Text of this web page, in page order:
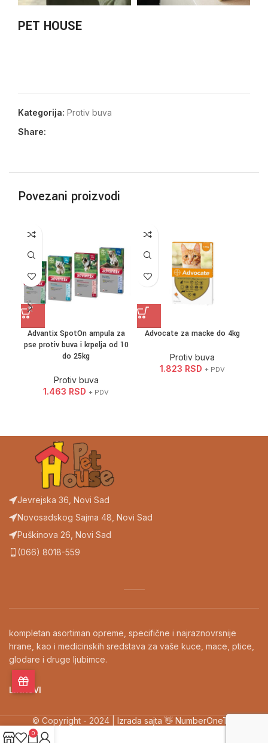
PET HOUSE
Kategorija: Protiv buva
Share:
Povezani proizvodi
Advantix SpotOn ampula za
pse protiv buva i krpelja od 10
do 25kg
Protiv buva
1.463 RSD + PDV
Advocate za macke do 4kg
Protiv buva
1.823 RSD + PDV
Jevrejska 36, Novi Sad
Novosadskog Sajma 48, Novi Sad
Puškinova 26, Novi Sad
(066) 8018-559
kompletan asortiman opreme, specifične i najraznovrsnije
hrane, kao i medicinskih sredstava za vaše kuce, mace, ptice,
glodare i druge ljubimce.
LINKOVI
© Copyright - 2024 | Izrada sajta 👋 NumberOneTM
0